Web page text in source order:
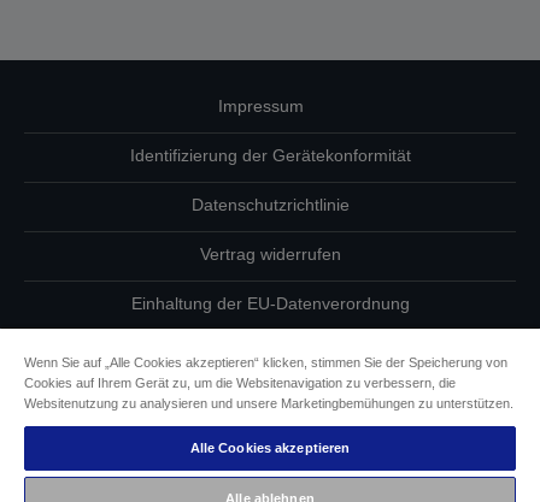
Impressum
Identifizierung der Gerätekonformität
Datenschutzrichtlinie
Vertrag widerrufen
Einhaltung der EU-Datenverordnung
Informationen zu Cookies
Epson Engagement für Barrierefreiheit
Wenn Sie auf „Alle Cookies akzeptieren“ klicken, stimmen Sie der Speicherung von
Cookies auf Ihrem Gerät zu, um die Websitenavigation zu verbessern, die
Websitenutzung zu analysieren und unsere Marketingbemühungen zu unterstützen.
Alle Cookies akzeptieren
Alle ablehnen